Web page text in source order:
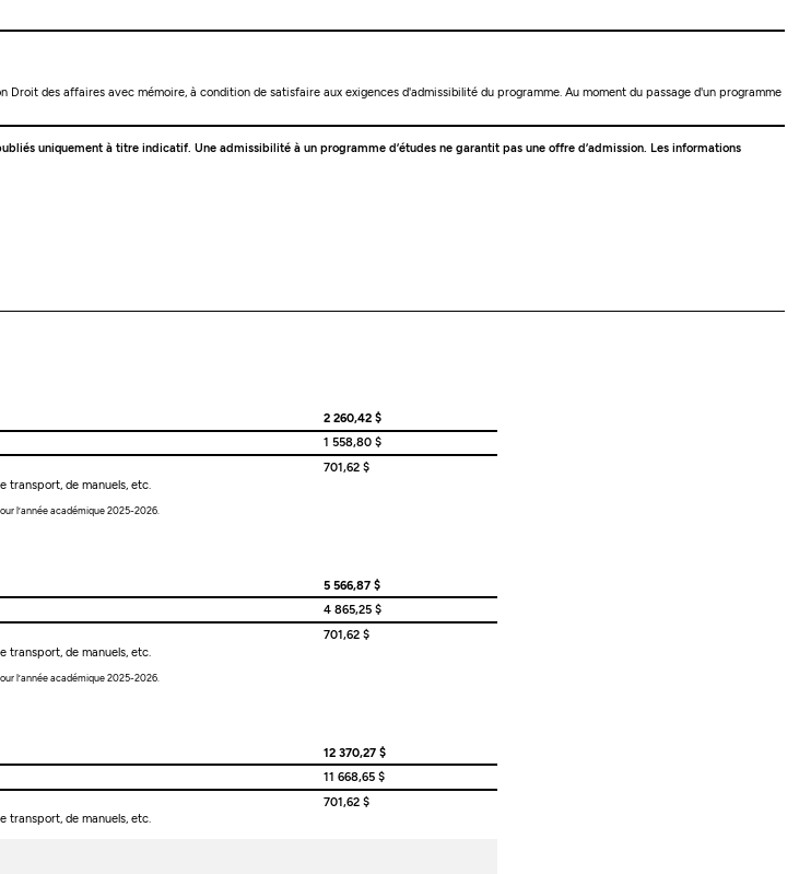
des affaires avec mémoire, à condition de satisfaire aux exigences d'admissibilité du programme. Au moment du passage d'un programme
uniquement à titre indicatif. Une admissibilité à un programme d’études ne garantit pas une offre d’admission. Les informations
2 260,42 $
1 558,80 $
701,62 $
transport, de manuels, etc.
l’année académique 2025-2026.
5 566,87 $
4 865,25 $
701,62 $
transport, de manuels, etc.
l’année académique 2025-2026.
12 370,27 $
11 668,65 $
701,62 $
transport, de manuels, etc.